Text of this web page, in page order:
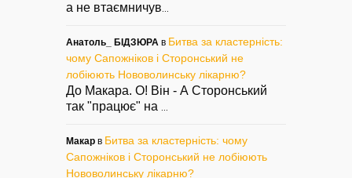
а не втаємничув
Анатоль_ БІДЗЮРА в Битва за кластерність:
чому Сапожніков і Сторонський не
лобіюють Нововолинську лікарню?
До Макара. О! Він - А Сторонський
так "працює" на
Макар в Битва за кластерність: чому
Сапожніков і Сторонський не лобіюють
Нововолинську лікарню?